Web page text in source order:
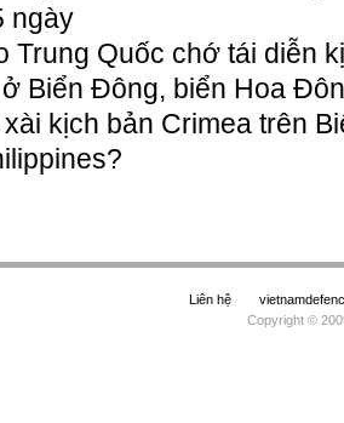
ngày
Trung Quốc chớ tái diễn
Biển Đông, biển Hoa
kịch bản Crimea trên
Liên hệ
Copyright ©